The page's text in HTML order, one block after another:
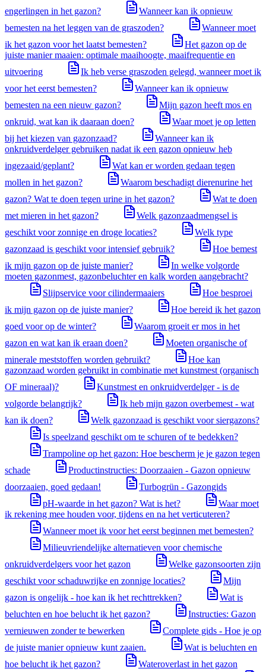
engerlingen in het gazon?
Wanneer kan ik opnieuw
bemesten na het leggen van de graszoden?
Wanneer moet
ik het gazon voor het laatst bemesten?
Het gazon op de
juiste manier maaien: optimale maaihoogte, maaifrequentie en
uitvoering
Ik heb verse graszoden gelegd, wanneer moet ik
voor het eerst bemesten?
Wanneer kan ik opnieuw
bemesten na een nieuw gazon?
Mijn gazon heeft mos en
onkruid, wat kan ik daaraan doen?
Waar moet je op letten
bij het kiezen van gazonzaad?
Wanneer kan ik
onkruidverdelger gebruiken nadat ik een gazon opnieuw heb
ingezaaid/geplant?
Wat kan er worden gedaan tegen
mollen in het gazon?
Waarom beschadigt dierenurine het
gazon? Wat te doen tegen urine in het gazon?
Wat te doen
met mieren in het gazon?
Welk gazonzaadmengsel is
geschikt voor zonnige en droge locaties?
Welk type
gazonzaad is geschikt voor intensief gebruik?
Hoe bemest
ik mijn gazon op de juiste manier?
In welke volgorde
moeten gazonmest, gazonbeluchter en kalk worden aangebracht?
Slijpservice voor cilindermaaiers
Hoe besproei
ik mijn gazon op de juiste manier?
Hoe bereid ik het gazon
goed voor op de winter?
Waarom groeit er mos in het
gazon en wat kan ik eraan doen?
Moeten organische of
minerale meststoffen worden gebruikt?
Hoe kan
gazonzaad worden gebruikt in combinatie met kunstmest (organisch
OF mineraal)?
Kunstmest en onkruidverdelger - is de
volgorde belangrijk?
Ik heb mijn gazon overbemest - wat
kan ik doen?
Welk gazonzaad is geschikt voor siergazons?
Is speelzand geschikt om te schuren of te bedekken?
Trampoline op het gazon: Hoe bescherm je je gazon tegen
schade
Productinstructies: Doorzaaien - Gazon opnieuw
doorzaaien, goed gedaan!
Turbogrün - Gazongids
pH-waarde in het gazon? Wat is het?
Waar moet
ik rekening mee houden voor, tijdens en na het verticuteren?
Wanneer moet ik voor het eerst beginnen met bemesten?
Milieuvriendelijke alternatieven voor chemische
onkruidverdelgers voor het gazon
Welke gazonsoorten zijn
geschikt voor schaduwrijke en zonnige locaties?
Mijn
gazon is ongelijk - hoe kan ik het rechttrekken?
Wat is
beluchten en hoe belucht ik het gazon?
Instructies: Gazon
vernieuwen zonder te bewerken
Complete gids - Hoe je op
de juiste manier opnieuw kunt zaaien.
Wat is beluchten en
hoe belucht ik het gazon?
Wateroverlast in het gazon